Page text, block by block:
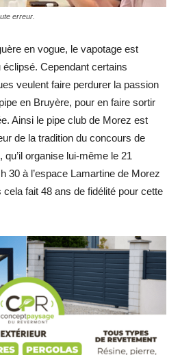
erreur.
en vogue, le vapotage est
éclipsé. Cependant certains
veulent faire perdurer la passion
en Bruyère, pour en faire sortir
Ainsi le pipe club de Morez est
de la tradition du concours de
organise lui-même le 21
30 à l’espace Lamartine de Morez
fait 48 ans de fidélité pour cette